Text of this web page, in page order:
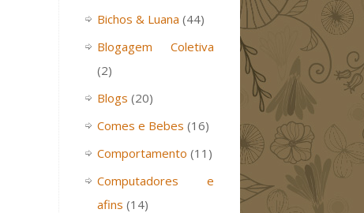
Bichos & Luana (44)
Blogagem Coletiva
(2)
Blogs (20)
Comes e Bebes (16)
Comportamento (11)
Computadores e
afins (14)